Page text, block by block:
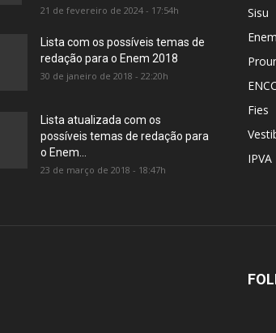
21 de fevereiro de 2024 - 17:54h
Lista com os possíveis temas de
redação para o Enem 2018
30 de janeiro de 2018 - 22:20h
Lista atualizada com os
possíveis temas de redação para
o Enem...
23 de março de 2018 - 18:47h
Sisu
Enem
Fies
IPVA